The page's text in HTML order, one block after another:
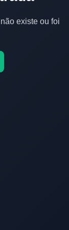
existe ou foi